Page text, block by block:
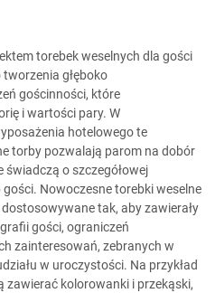
torebek weselnych dla gości
głęboko
gościnności, które
i wartości pary. W
hotelowego te
torby pozwalają parom na dobór
o szczegółowej
Nowoczesne torebki weselne
tak, aby zawierały
gości, ograniczeń
zainteresowań, zebranych w
w uroczystości. Na przykład
zawierać kolorowanki i przekąski,